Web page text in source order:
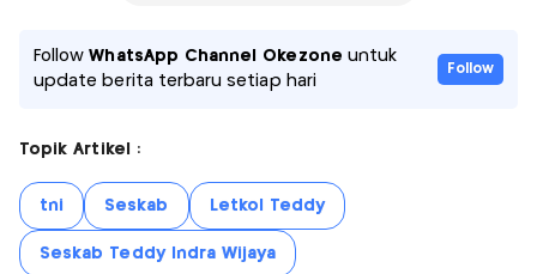
FollowWhatsApp Channel Okezone untuk
update berita terbaru setiap hari
Follow
Topik Artikel :
tni Seskab Letkol Teddy
Seskab Teddy Indra Wijaya